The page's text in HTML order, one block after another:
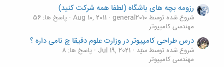
رزومه بچه های باشگاه (لطفا همه شرکت کنید)
شروع شده توسط general2010 Aug 10, 2011 پاسخ ها: 56
مهندسی کامپیوتر
درس طراحی کامپیوتر در وزارت علوم دقیقا چ نامی داره ؟
شروع شده توسط سیّد Jul 19, 2021 پاسخ ها: 8
مهندسی کامپیوتر